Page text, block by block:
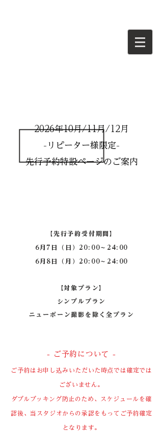
2026年10月/11月/12月
-リピーター様限定-
先行予約特設ページのご案内
【先行予約受付期間】
6月7日（日）20:00〜24:00
​6月8日（月）20:00〜24:00
【対象プラン】
​シンプルプラン
ニューボーン撮影を除く全プラン
​- ご予約について -
ご予約はお申し込みいただいた時点では確定では
ございません。
ダブルブッキング防止のため、スケジュールを確
認後、当スタジオからの承認をもってご予約確定
となります。